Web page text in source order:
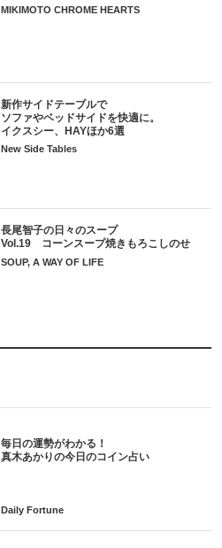
MIKIMOTO CHROME HEARTS
新作サイドテーブルで
ソファやベッドサイドを快適に。
イクスシー、HAYほか6選
New Side Tables
長尾智子の日々のスープ
Vol.19 コーンスープ焼きもろこしのせ
SOUP, A WAY OF LIFE
毎日の運勢がわかる！